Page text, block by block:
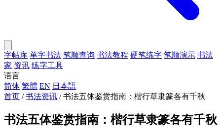
字帖库 单字书法 笔顺查询 书法教程 硬笔练字 笔顺演示 书法
家 资讯 练字工具
语言
简体 繁體 EN 日本語
首页 / 书法资讯 / 书法五体鉴赏指南：楷行草隶篆各有千秋
书法五体鉴赏指南：楷行草隶篆各有千秋